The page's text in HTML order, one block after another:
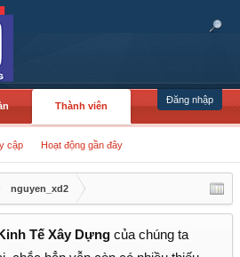
Đăng nhập
Thành viên
cập Hoạt động gần đây
nguyen_xd2
Tế Xây Dựng của chúng ta